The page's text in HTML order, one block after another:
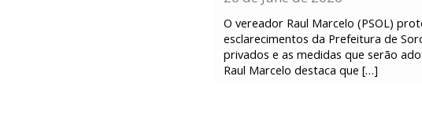
O vereador Raul Marcelo (PSOL)
esclarecimentos da Prefeitura de
privados e as medidas que serão
Raul Marcelo destaca que […]